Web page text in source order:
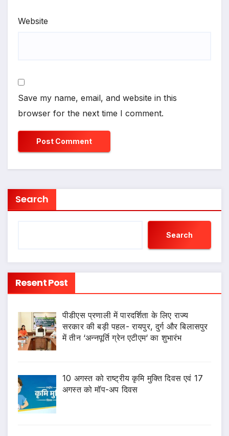
Website
Save my name, email, and website in this
browser for the next time I comment.
Search
Search
Resent Post
पीडीएस प्रणाली में पारदर्शिता के लिए राज्य
सरकार की बड़ी पहल- रायपुर, दुर्ग और बिलासपुर
में तीन ‘अन्नपूर्ति ग्रेन एटीएम‘ का शुभारंभ
10 अगस्त को राष्ट्रीय कृमि मुक्ति दिवस एवं 17
अगस्त को मॉप-अप दिवस